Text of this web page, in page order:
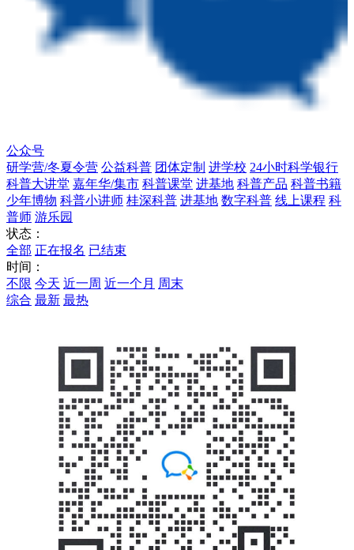
公众号
研学营/冬夏令营 公益科普 团体定制 进学校 24小时科学银行
科普大讲堂 嘉年华/集市 科普课堂 进基地 科普产品 科普书籍
少年博物 科普小讲师 桂深科普 进基地 数字科普 线上课程 科
普师 游乐园
状态：
全部 正在报名 已结束
时间：
不限 今天 近一周 近一个月 周末
综合 最新 最热